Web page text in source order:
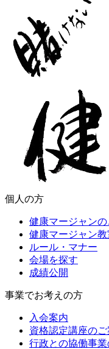
個人の方
健康マージャンの
健康マージャン
ルール・マナー
会場を探す
成績公開
事業でお考えの方
入会案内
資格認定講座のご
行政との協働事